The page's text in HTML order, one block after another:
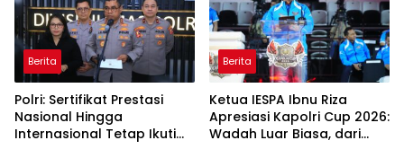
Berita
Polri: Sertifikat Prestasi
Nasional Hingga
Internasional Tetap Ikuti
Berita
Ketua IESPA Ibnu Riza
Apresiasi Kapolri Cup 2026:
Wadah Luar Biasa, dari